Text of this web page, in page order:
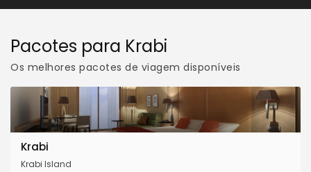
Pacotes para Krabi
Os melhores pacotes de viagem disponíveis
Krabi
Krabi Island